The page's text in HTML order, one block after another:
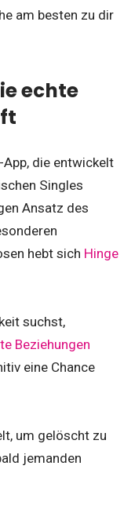
am besten zu dir
echte
die entwickelt
Singles
Ansatz des
hebt sich Hinge
suchst,
Beziehungen
eine Chance
um gelöscht zu
jemanden